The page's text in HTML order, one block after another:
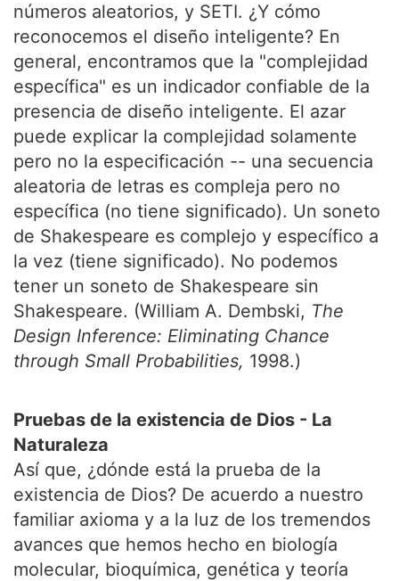
números aleatorios, y SETI. ¿Y cómo
reconocemos el diseño inteligente? En
general, encontramos que la "complejidad
específica" es un indicador confiable de la
presencia de diseño inteligente. El azar
puede explicar la complejidad solamente
pero no la especificación -- una secuencia
aleatoria de letras es compleja pero no
específica (no tiene significado). Un soneto
de Shakespeare es complejo y específico a
la vez (tiene significado). No podemos
tener un soneto de Shakespeare sin
Shakespeare. (William A. Dembski, The
Design Inference: Eliminating Chance
through Small Probabilities, 1998.)
Pruebas de la existencia de Dios - La
Naturaleza
Así que, ¿dónde está la prueba de la
existencia de Dios? De acuerdo a nuestro
familiar axioma y a la luz de los tremendos
avances que hemos hecho en biología
molecular, bioquímica, genética y teoría